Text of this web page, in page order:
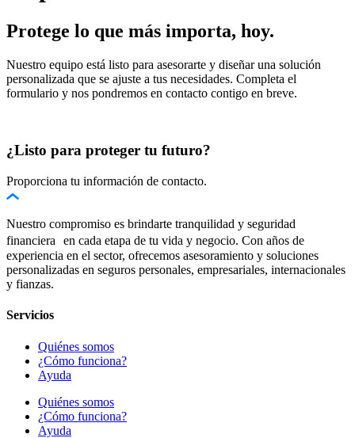
Protege lo que más importa, hoy.
Nuestro equipo está listo para asesorarte y diseñar una solución
personalizada que se ajuste a tus necesidades. Completa el
formulario y nos pondremos en contacto contigo en breve.
¿Listo para proteger tu futuro?
Proporciona tu información de contacto.
Nuestro compromiso es brindarte tranquilidad y seguridad
financiera en cada etapa de tu vida y negocio. Con años de
experiencia en el sector, ofrecemos asesoramiento y soluciones
personalizadas en seguros personales, empresariales, internacionales
y fianzas.
Servicios
Quiénes somos
¿Cómo funciona?
Ayuda
Quiénes somos
¿Cómo funciona?
Ayuda